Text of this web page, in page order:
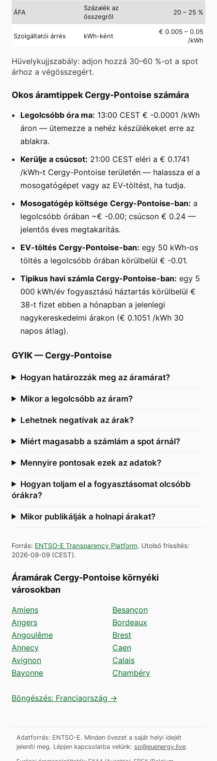
ÁFA
Százalék az
összegről
20 – 25 %
Szolgáltatói árrés kWh-ként
€ 0.005 – 0.05
/kWh
Hüvelykujjszabály: adjon hozzá 30–60 %-ot a spot
árhoz a végösszegért.
Okos áramtippek Cergy-Pontoise számára
Legolcsóbb óra ma: 13:00 CEST € -0.0001 /kWh
áron — ütemezze a nehéz készülékeket erre az
ablakra.
Kerülje a csúcsot: 21:00 CEST eléri a € 0.1741
/kWh-t Cergy-Pontoise területén — halassza el a
mosogatógépet vagy az EV-töltést, ha tudja.
Mosogatógép költsége Cergy-Pontoise-ban: a
legolcsóbb órában ~€ -0.00; csúcson € 0.24 —
jelentős éves megtakarítás.
EV-töltés Cergy-Pontoise-ban: egy 50 kWh-os
töltés a legolcsóbb órában körülbelül € -0.01.
Tipikus havi számla Cergy-Pontoise-ban: egy 5
000 kWh/év fogyasztású háztartás körülbelül €
38-t fizet ebben a hónapban a jelenlegi
nagykereskedelmi árakon (€ 0.1051 /kWh 30
napos átlag).
GYIK— Cergy-Pontoise
Hogyan határozzák meg az áramárat?
Mikor a legolcsóbb az áram?
Lehetnek negatívak az árak?
Miért magasabb a számlám a spot árnál?
Mennyire pontosak ezek az adatok?
Hogyan toljam el a fogyasztásomat olcsóbb
órákra?
Mikor publikálják a holnapi árakat?
Forrás: ENTSO-E Transparency Platform. Utolsó frissítés:
2026-08-09 (CEST).
Áramárak Cergy-Pontoise környéki
városokban
Amiens
Angers
Angoulême
Annecy
Avignon
Bayonne
Besançon
Bordeaux
Brest
Caen
Calais
Chambéry
Böngészés: Franciaország →
Adatforrás: ENTSO-E. Minden övezet a saját helyi idejét
jeleníti meg. Lépjen kapcsolatba velünk: sp@euenergy.live.